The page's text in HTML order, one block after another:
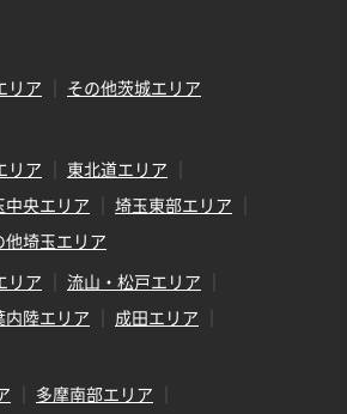
リア
その他茨城エリア
リア
東北道エリア
中央エリア
埼玉東部エリア
他埼玉エリア
リア
流山・松戸エリア
内陸エリア
成田エリア
多摩南部エリア